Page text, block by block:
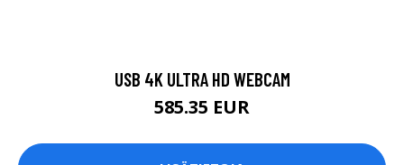
USB 4K ULTRA HD WEBCAM
585.35 EUR